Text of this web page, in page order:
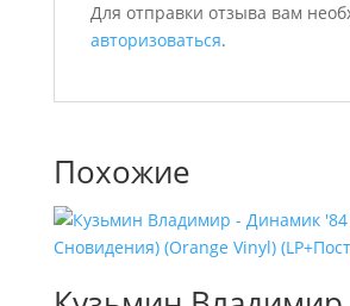
Для отправки отзыва вам
авторизоваться.
Похожие